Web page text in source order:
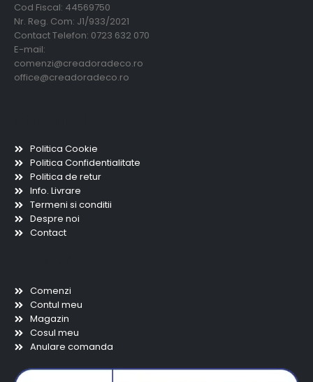
Cod Fiscal: 44569750
Nr. Reg. Com: J1/933/2021
Contact Telefon: 0723 632 070
E-mail:
comenzi@creadoradeco.ro
office@creadoradeco.ro
Politica Cookie
Politica Confidentialitate
Politica de retur
Info. Livrare
Termeni si conditii
Despre noi
Contact
Comenzi
Contul meu
Magazin
Cosul meu
Anulare comanda